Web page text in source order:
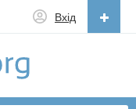
Вхід